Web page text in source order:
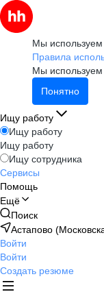
Мы используем
Правила
Мы
Понятно
Ищу работу
Ищу работу
Ищу работу
Ищу сотрудника
Сервисы
Помощь
Ещё
Поиск
Астапово
Войти
Войти
Создать резюме